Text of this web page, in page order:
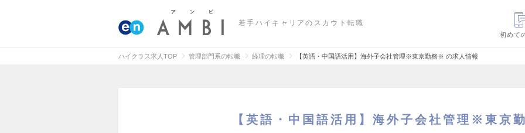
若手ハイキャリアのスカウト転職
初めて
ハイクラス求人TOP 管理部門系の転職 経理の転職 【英語・中国語活用】海外子会社管理※東京勤務※ の求人情報
【英語・中国語活用】海外子会社管理※東京